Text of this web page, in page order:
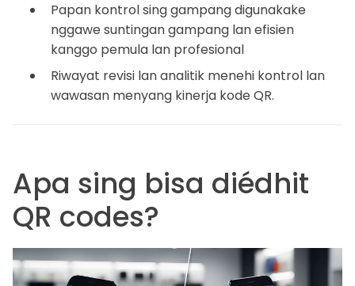
Papan kontrol sing gampang digunakake
nggawe suntingan gampang lan efisien
kanggo pemula lan profesional
Riwayat revisi lan analitik menehi kontrol lan
wawasan menyang kinerja kode QR.
Apa sing bisa diédhit
QR codes?